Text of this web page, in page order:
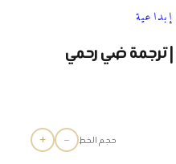
| ترجمة ضي رحمي
حجم الخط −
+